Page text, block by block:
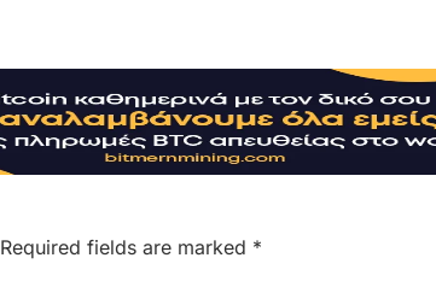
Required fields are marked *